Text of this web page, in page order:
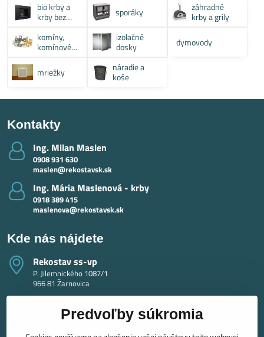
bio krby a
krby bez
komína
sporáky
záhradné
krby a grily
komíny,
komínové
systémy
izolačné
dosky
dymovody
mriežky
náradie a
koše
Kontakty
Ing​. Milan Maslen
0908 931 630
maslen@rekostavsk.sk
Ing​. Mária Maslenová - krby
0918 389 415
maslenova@rekostavsk.sk
Kde nás nájdete
Rekostav ss-vp
P. Jilemnického 1087/1
966 81 Žarnovica
Predvoľby súkromia